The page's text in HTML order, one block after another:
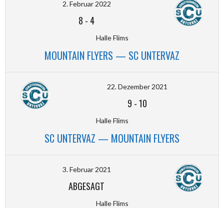
2. Februar 2022
8 - 4
Halle Flims
MOUNTAIN FLYERS — SC UNTERVAZ
22. Dezember 2021
9 -10
Halle Flims
SC UNTERVAZ — MOUNTAIN FLYERS
3. Februar 2021
ABGESAGT
Halle Flims